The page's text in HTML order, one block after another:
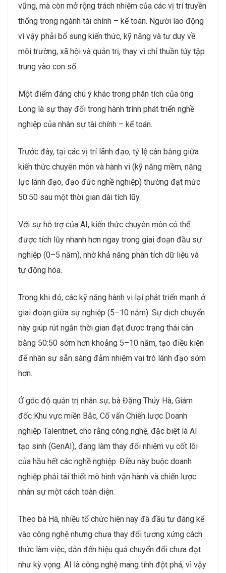
vững, mà còn mở rộng trách nhiệm của các vị trí truyền
thống trong ngành tài chính – kế toán. Người lao động
vì vậy phải bổ sung kiến thức, kỹ năng và tư duy về
môi trường, xã hội và quản trị, thay vì chỉ thuần túy tập
trung vào con số.
Một điểm đáng chú ý khác trong phân tích của ông
Long là sự thay đổi trong hành trình phát triển nghề
nghiệp của nhân sự tài chính – kế toán.
Trước đây, tại các vị trí lãnh đạo, tỷ lệ cân bằng giữa
kiến thức chuyên môn và hành vi (kỹ năng mềm, năng
lực lãnh đạo, đạo đức nghề nghiệp) thường đạt mức
50:50 sau một thời gian dài tích lũy.
Với sự hỗ trợ của AI, kiến thức chuyên môn có thể
được tích lũy nhanh hơn ngay trong giai đoạn đầu sự
nghiệp (0–5 năm), nhờ khả năng phân tích dữ liệu và
tự động hóa.
Trong khi đó, các kỹ năng hành vi lại phát triển mạnh ở
giai đoạn giữa sự nghiệp (5–10 năm). Sự dịch chuyển
này giúp rút ngắn thời gian đạt được trạng thái cân
bằng 50:50 sớm hơn khoảng 5–10 năm, tạo điều kiện
để nhân sự sẵn sàng đảm nhiệm vai trò lãnh đạo sớm
hơn.
Ở góc độ quản trị nhân sự, bà Đặng Thúy Hà, Giám
đốc Khu vực miền Bắc, Cố vấn Chiến lược Doanh
nghiệp Talentnet, cho rằng công nghệ, đặc biệt là AI
tạo sinh (GenAI), đang làm thay đổi nhiệm vụ cốt lõi
của hầu hết các nghề nghiệp. Điều này buộc doanh
nghiệp phải tái thiết mô hình vận hành và chiến lược
nhân sự một cách toàn diện.
Theo bà Hà, nhiều tổ chức hiện nay đã đầu tư đáng kể
vào công nghệ nhưng chưa thay đổi tương xứng cách
thức làm việc, dẫn đến hiệu quả chuyển đổi chưa đạt
như kỳ vọng. AI là công nghệ mang tính đột phá, vì vậy